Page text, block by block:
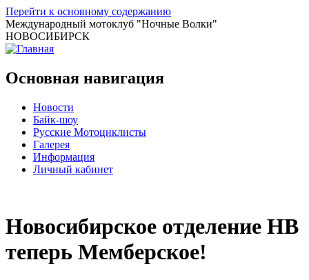
Перейти к основному содержанию
Международный мотоклуб "Ночные Волки"
НОВОСИБИРСК
Основная навигация
Новости
Байк-шоу
Русские Мотоциклисты
Галерея
Информация
Личный кабинет
Новосибирское отделение НВ
теперь Мемберское!